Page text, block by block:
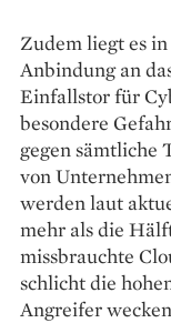
Zudem liegt es
Anbindung an
Einfallstor für
besondere
gegen
von
werden laut
mehr als die
missbrauchte
schlicht die
Angreifer